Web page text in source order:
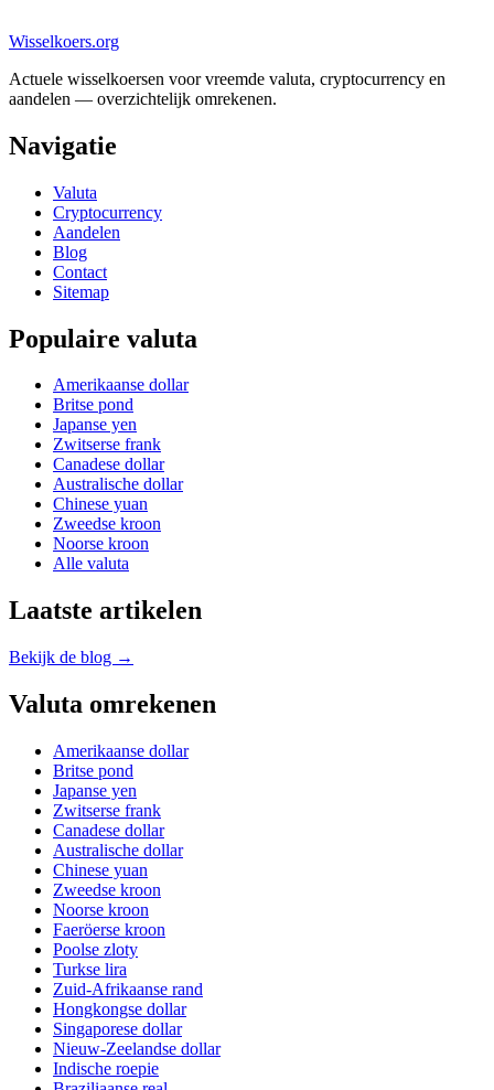
Wisselkoers.org
Actuele wisselkoersen voor vreemde valuta, cryptocurrency en
aandelen — overzichtelijk omrekenen.
Navigatie
Valuta
Cryptocurrency
Aandelen
Blog
Contact
Sitemap
Populaire valuta
Amerikaanse dollar
Britse pond
Japanse yen
Zwitserse frank
Canadese dollar
Australische dollar
Chinese yuan
Zweedse kroon
Noorse kroon
Alle valuta
Laatste artikelen
Bekijk de blog →
Valuta omrekenen
Amerikaanse dollar
Britse pond
Japanse yen
Zwitserse frank
Canadese dollar
Australische dollar
Chinese yuan
Zweedse kroon
Noorse kroon
Faeröerse kroon
Poolse zloty
Turkse lira
Zuid-Afrikaanse rand
Hongkongse dollar
Singaporese dollar
Nieuw-Zeelandse dollar
Indische roepie